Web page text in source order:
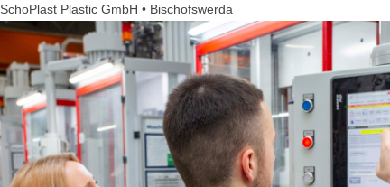
SchoPlast Plastic GmbH • Bischofswerda